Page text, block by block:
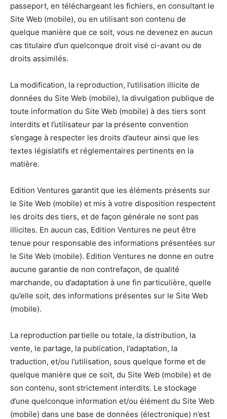
passeport, en téléchargeant les fichiers, en consultant le
Site Web (mobile), ou en utilisant son contenu de
quelque manière que ce soit, vous ne devenez en aucun
cas titulaire d’un quelconque droit visé ci-avant ou de
droits assimilés.
La modification, la reproduction, l’utilisation illicite de
données du Site Web (mobile), la divulgation publique de
toute information du Site Web (mobile) à des tiers sont
interdits et l’utilisateur par la présente convention
s’engage à respecter les droits d’auteur ainsi que les
textes législatifs et réglementaires pertinents en la
matière.
Edition Ventures garantit que les éléments présents sur
le Site Web (mobile) et mis à votre disposition respectent
les droits des tiers, et de façon générale ne sont pas
illicites. En aucun cas, Edition Ventures ne peut être
tenue pour responsable des informations présentées sur
le Site Web (mobile). Edition Ventures ne donne en outre
aucune garantie de non contrefaçon, de qualité
marchande, ou d’adaptation à une fin particulière, quelle
qu’elle soit, des informations présentes sur le Site Web
(mobile).
La reproduction partielle ou totale, la distribution, la
vente, le partage, la publication, l’adaptation, la
traduction, et/ou l’utilisation, sous quelque forme et de
quelque manière que ce soit, du Site Web (mobile) et de
son contenu, sont strictement interdits. Le stockage
d’une quelconque information et/ou élément du Site Web
(mobile) dans une base de données (électronique) n’est